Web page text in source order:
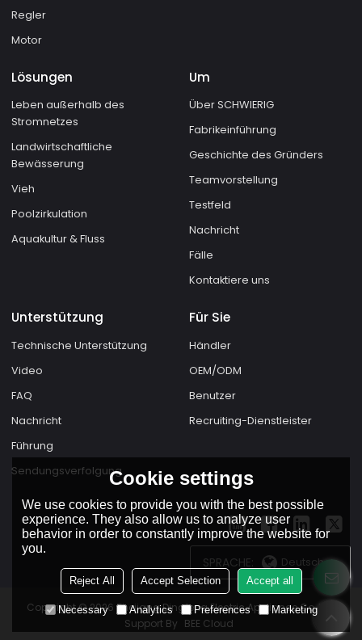
Regler
Motor
Lösungen
Leben außerhalb des
Stromnetzes
Landwirtschaftliche
Bewässerung
Vieh
Poolzirkulation
Aquakultur & Fluss
Um
Über SCHWIERIG
Fabrikeinführung
Geschichte des Gründers
Teamvorstellung
Testfeld
Nachricht
Fälle
Kontaktiere uns
Unterstützung
Technische Unterstützung
Video
FAQ
Nachricht
Führung
Sendungsverfolgung
Für Sie
Händler
OEM/ODM
Benutzer
Recruiting-Dienstleister
SPRACHE: Deutsch
Copyright © 2026 Zhejiang Dingfeng Electric Appliance Co.,Ltd.
Support By BEE Cloud
Cookie settings
We use cookies to provide you with the best possible
experience. They also allow us to analyze user
behavior in order to constantly improve the website for
you.
Reject All Accept Selection Accept all
Necessary Analytics Preferences Marketing